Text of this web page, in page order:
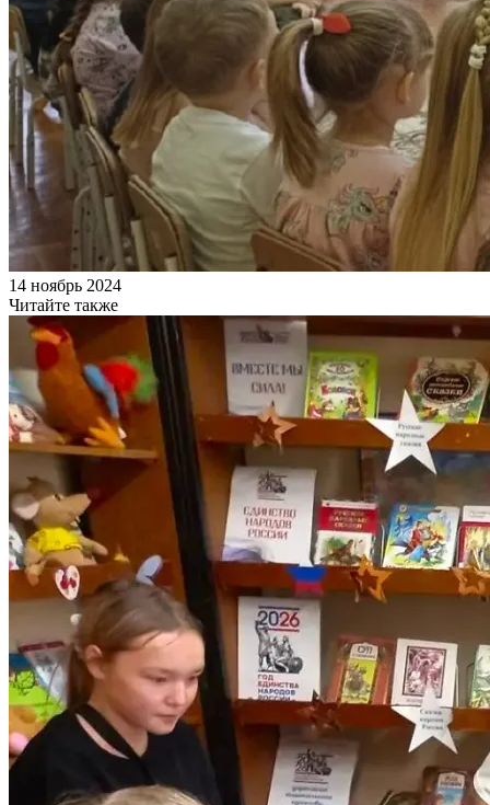
14 ноябрь 2024
Читайте также